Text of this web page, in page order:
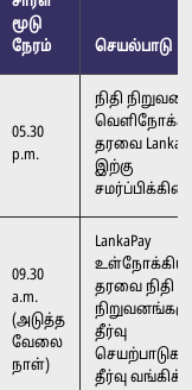
மூடு
நேரம்
செயல்பாடு
05.30
p.m.
நிதி
தரவை
இற்கு
09.30
a.m.
(அடுத்த
வேலை
நாள்)
LankaPay
தரவை நிதி
தீர்வு
தீர்வு